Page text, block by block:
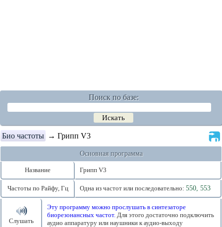
Поиск по базе:
Био частоты → Грипп V3
Основная программа
Название Грипп V3
Частоты по Райфу, Гц Одна из частот или последовательно: 550, 553
Слушать
Эту программу можно прослушать в синтезаторе
биорезонансных частот. Для этого достаточно подключить
аудио аппаратуру или наушники к аудио-выходу